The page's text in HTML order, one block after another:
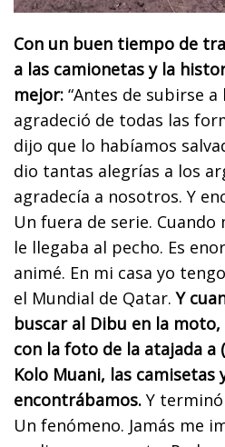
Con un buen tiempo de
a las camionetas y la
mejor: “Antes de subirse
agradeció de todas las
dijo que lo habíamos
dio tantas alegrías a los
agradecía a nosotros. Y
Un fuera de serie. Cuando
le llegaba al pecho. Es
animé. En mi casa yo
el Mundial de Qatar.Y
buscar al Dibu en la
con la foto de la atajada a
Kolo Muani, las
encontrábamos. Y
Un fenómeno. Jamás me